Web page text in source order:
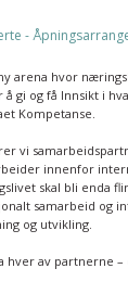
-
arena hvor
gi og få Innsikt i
Kompetanse.
vi
innenfor
skal bli enda
samarbeid og
og utvikling.
hver av partnerne